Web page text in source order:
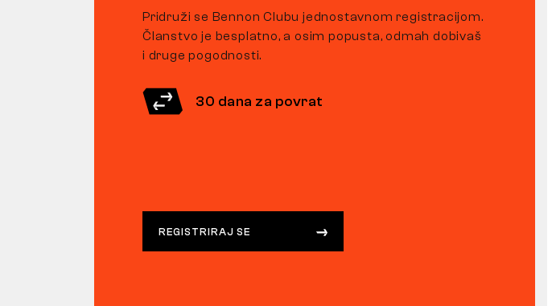
Pridruži se Bennon Clubu jednostavnom registracijom.
Članstvo je besplatno, a osim popusta, odmah dobivaš
i druge pogodnosti.
30 dana za povrat
REGISTRIRAJ SE